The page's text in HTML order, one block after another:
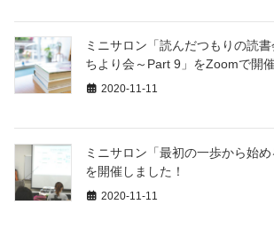
ミニサロン「読んだつもりの読
ちより会～Part 9」をZoomで開
2020-11-11
ミニサロン「最初の一歩から始め
を開催しました！
2020-11-11